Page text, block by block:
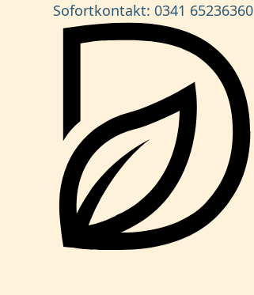
Sofortkontakt:0341 65236360